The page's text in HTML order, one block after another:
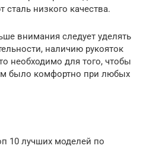
низкого качества.
внимания следует уделять
наличию рукояток
необходимо для того, чтобы
было комфортно при любых
10 лучших моделей по